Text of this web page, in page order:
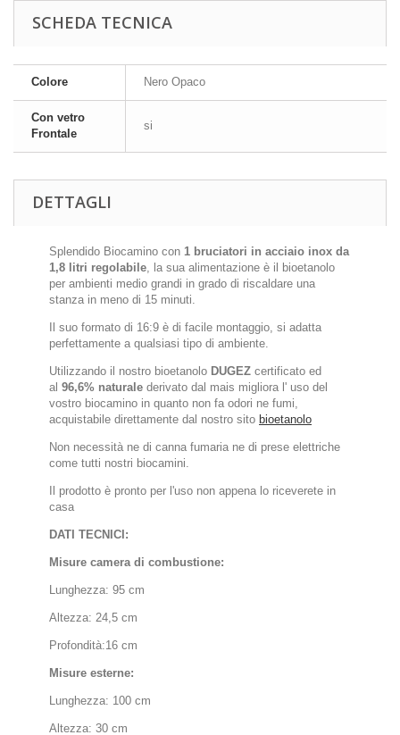
SCHEDA TECNICA
Colore Nero Opaco
Con vetro
Frontale
si
DETTAGLI
Splendido Biocamino con 1 bruciatori in acciaio inox da
1,8 litri regolabile, la sua alimentazione è il bioetanolo
per ambienti medio grandi in grado di riscaldare una
stanza in meno di 15 minuti.
Il suo formato di 16:9 è di facile montaggio, si adatta
perfettamente a qualsiasi tipo di ambiente.
Utilizzando il nostro bioetanolo DUGEZ certificato ed
al 96,6% naturale derivato dal mais migliora l' uso del
vostro biocamino in quanto non fa odori ne fumi,
acquistabile direttamente dal nostro sito bioetanolo
Non necessità ne di canna fumaria ne di prese elettriche
come tutti nostri biocamini.
Il prodotto è pronto per l'uso non appena lo riceverete in
casa
DATI TECNICI:
Misure camera di combustione:
Lunghezza: 95 cm
Altezza: 24,5 cm
Profondità:16 cm
Misure esterne:
Lunghezza: 100 cm
Altezza: 30 cm